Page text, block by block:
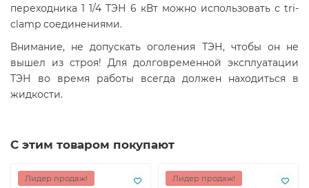
переходника 1 1/4 ТЭН 6 кВт можно использовать с tri-
clamp соединениями.
Внимание, не допускать оголения ТЭН, чтобы он не
вышел из строя! Для долговременной эксплуатации
ТЭН во время работы всегда должен находиться в
жидкости.
С этим товаром покупают
Лидер продаж! Лидер продаж!